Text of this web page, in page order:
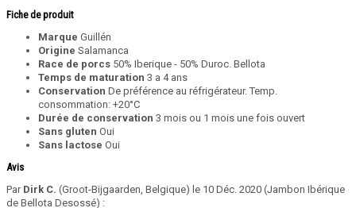
Fiche de produit
Marque Guillén
Origine Salamanca
Race de porcs 50% Iberique - 50% Duroc. Bellota
Temps de maturation 3 a 4 ans
Conservation De préférence au réfrigérateur. Temp.
consommation: +20°C
Durée de conservation 3 mois ou 1 mois une fois ouvert
Sans gluten Oui
Sans lactose Oui
Avis
Par Dirk C. (Groot-Bijgaarden, Belgique) le 10 Déc. 2020 (Jambon Ibérique
de Bellota Desossé) :